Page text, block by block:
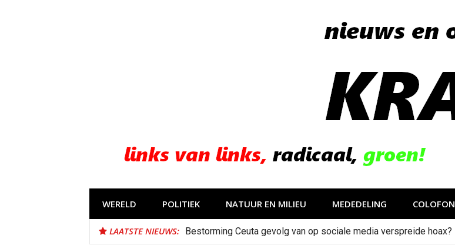
WERELD POLITIEK NATUUR EN MILIEU MEDEDELING COLOFON
LAATSTE NIEUWS: Bestorming Ceuta gevolg van op sociale media verspreide hoax?